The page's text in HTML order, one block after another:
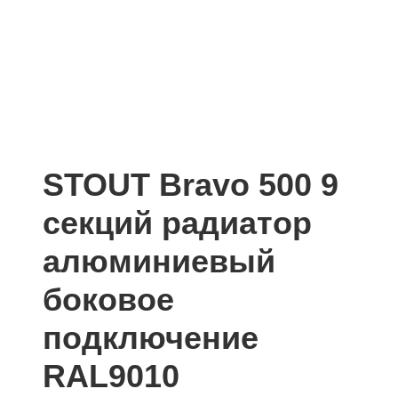
STOUT Bravo 500 9
секций радиатор
алюминиевый
боковое
подключение
RAL9010